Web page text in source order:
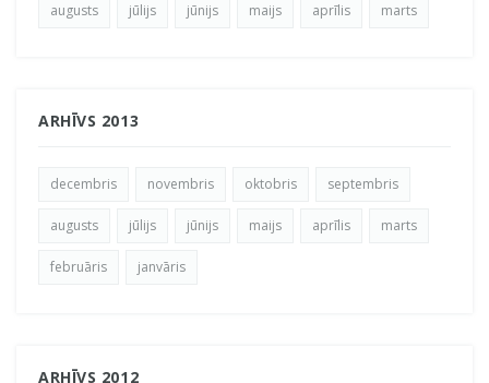
augusts jūlijs jūnijs maijs aprīlis marts
ARHĪVS 2013
decembris novembris oktobris septembris
augusts jūlijs jūnijs maijs aprīlis marts
februāris janvāris
ARHĪVS 2012